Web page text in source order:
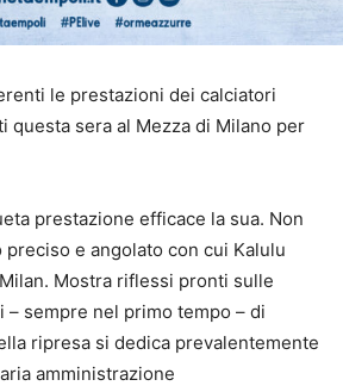
le prestazioni dei calciatori
questa sera al Mezza di Milano per
prestazione efficace la sua. Non
e angolato con cui Kalulu
Mostra riflessi pronti sulle
sempre nel primo tempo – di
ripresa si dedica prevalentemente
amministrazione